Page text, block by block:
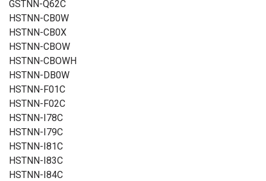
GSTNN-Q62C
HSTNN-CB0W
HSTNN-CB0X
HSTNN-CBOW
HSTNN-CBOWH
HSTNN-DB0W
HSTNN-F01C
HSTNN-F02C
HSTNN-I78C
HSTNN-I79C
HSTNN-I81C
HSTNN-I83C
HSTNN-I84C